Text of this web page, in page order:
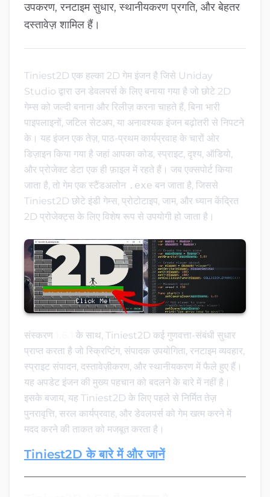
उपकरण, रनटाइम सुधार, स्थानीयकरण प्रगति, और बेहतर
दस्तावेज़ शामिल हैं।
Tiniest2D एक हल्का 2D गेम इंजन है जिसे Uniday
Studio द्वारा उन डेवलपर्स के लिए बनाया गया है जो छोटे 2D
गेम्स को जल्दी बनाना और रिलीज़ करना चाहते हैं, बिना भारी
पाइपलाइनों, जटिल सेटअप, या अनावश्यक इंजन बढ़ोतरी से निपटने
के। यह इंजन एक तेज़, पाठ-प्रथम कार्यप्रवाह के चारों ओर
डिज़ाइन किया गया है जहां आपका कोड, स्प्राइट, दृश्य, ऑडियो,
और प्रोजेक्ट डेटा एक ही फ़ाइल में रहते हैं। जब एक्सपोर्ट किया
जाता है, तो गेम एक स्टैंडअलोन .exe बन जाता है, जिससे
Tiniest2D छोटे इंडी गेम्स, प्रोटोटाइप, जाम, और ध्यान केंद्रित
2D प्रोजेक्ट्स के लिए विशेष रूप से उपयोगी हो जाता है।
संस्करण
के साथ, Tiniest2D कई गुणवत्ता-संबंधी सुधार
प्राप्त करता है जो स्क्रिप्टिंग, संपादक उपयोगिता, रनटाइम व्यवहार,
स्प्राइट संपादन, दस्तावेज़ीकरण, और स्थानीयकरण में फैले हुए हैं।
यह अपडेट इंजन की मुख्य पहचान को बदलने के बारे में नहीं है।
इसके बजाय, यह Tiniest2D के लिए पहले से निर्मित तेज़
पुनरावृत्ति, सरल कार्यप्रवाह, और डेवलपर्स को गेम खत्म करने में
मदद करने की ताकत को मजबूत करता है।
Tiniest2D के बारे में और जानें